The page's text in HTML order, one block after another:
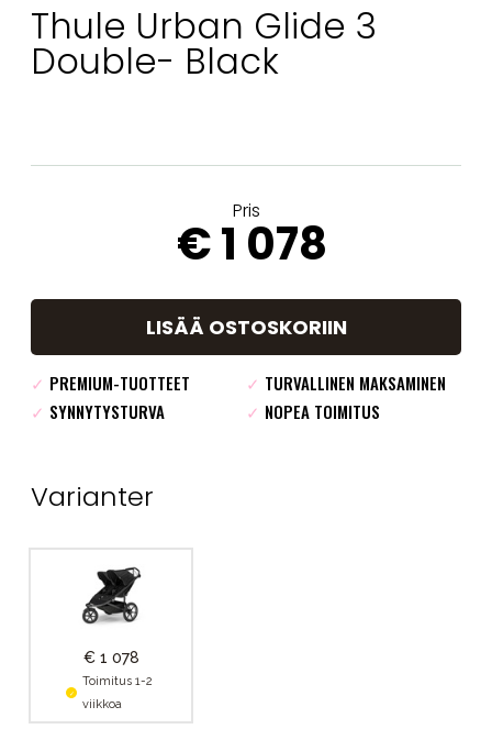
Thule Urban Glide 3
Double- Black
Pris
€ 1 078
LISÄÄ OSTOSKORIIN
✓ PREMIUM-TUOTTEET ✓ TURVALLINEN MAKSAMINEN
✓ SYNNYTYSTURVA ✓ NOPEA TOIMITUS
Varianter
€ 1 078
Toimitus 1-2
viikkoa
Myymälämme